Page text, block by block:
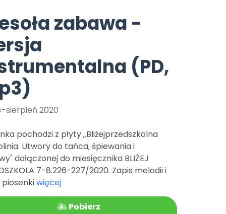
Pomoc
Zapowiedzi
czerwca 2024 r. uzyskała
Online.
Bliżej Pieska
Pomoc zwierzętom
Książka (dla) Przedszkolaka
Promowanie czytelnictwa
TikTok
Zobacz nas na TikToku
YouTube
Filmy edukacyjne
zabawa -
(PD,
sierpień 2020
pochodzi z płyty „Bliżejprzedszkolna
Utwory do tańca, śpiewania i
dołączonej do miesięcznika BLIŻEJ
7-8.226-227/2020. Zapis melodii i
więcej
Pobierz